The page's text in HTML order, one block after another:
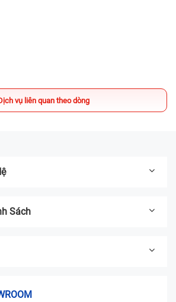
Bệnh Viện Điện Thoại, Laptop 24h
vụ liên quan theo dòng
Sách